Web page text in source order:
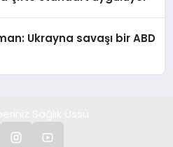
Ukrayna savaşı bir ABD